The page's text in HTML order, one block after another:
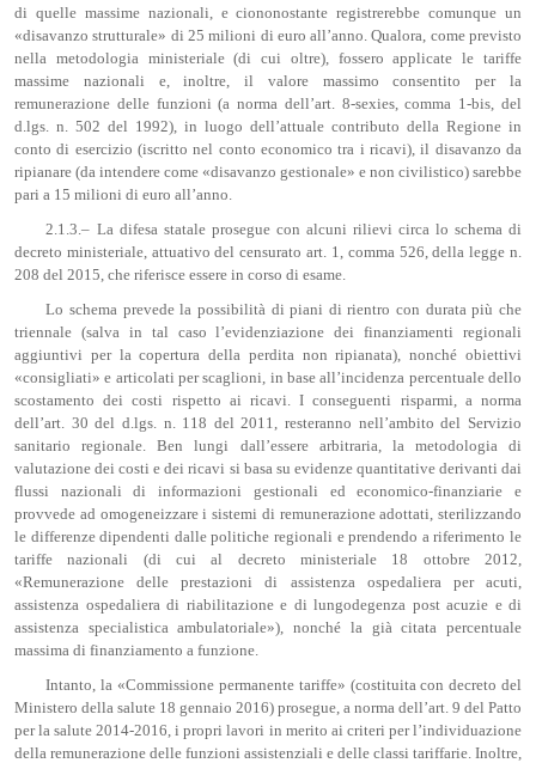
di quelle massime nazionali, e ciononostante registrerebbe comunque un
«disavanzo strutturale» di 25 milioni di euro all’anno. Qualora, come previsto
nella metodologia ministeriale (di cui oltre), fossero applicate le tariffe
massime nazionali e, inoltre, il valore massimo consentito per la
remunerazione delle funzioni (a norma dell’art. 8-sexies, comma 1-bis, del
d.lgs. n. 502 del 1992), in luogo dell’attuale contributo della Regione in
conto di esercizio (iscritto nel conto economico tra i ricavi), il disavanzo da
ripianare (da intendere come «disavanzo gestionale» e non civilistico) sarebbe
pari a 15 milioni di euro all’anno.
2.1.3.– La difesa statale prosegue con alcuni rilievi circa lo schema di
decreto ministeriale, attuativo del censurato art. 1, comma 526, della legge n.
208 del 2015, che riferisce essere in corso di esame.
Lo schema prevede la possibilità di piani di rientro con durata più che
triennale (salva in tal caso l’evidenziazione dei finanziamenti regionali
aggiuntivi per la copertura della perdita non ripianata), nonché obiettivi
«consigliati» e articolati per scaglioni, in base all’incidenza percentuale dello
scostamento dei costi rispetto ai ricavi. I conseguenti risparmi, a norma
dell’art. 30 del d.lgs. n. 118 del 2011, resteranno nell’ambito del Servizio
sanitario regionale. Ben lungi dall’essere arbitraria, la metodologia di
valutazione dei costi e dei ricavi si basa su evidenze quantitative derivanti dai
flussi nazionali di informazioni gestionali ed economico-finanziarie e
provvede ad omogeneizzare i sistemi di remunerazione adottati, sterilizzando
le differenze dipendenti dalle politiche regionali e prendendo a riferimento le
tariffe nazionali (di cui al decreto ministeriale 18 ottobre 2012,
«Remunerazione delle prestazioni di assistenza ospedaliera per acuti,
assistenza ospedaliera di riabilitazione e di lungodegenza post acuzie e di
assistenza specialistica ambulatoriale»), nonché la già citata percentuale
massima di finanziamento a funzione.
Intanto, la «Commissione permanente tariffe» (costituita con decreto del
Ministero della salute 18 gennaio 2016) prosegue, a norma dell’art. 9 del Patto
per la salute 2014-2016, i propri lavori in merito ai criteri per l’individuazione
della remunerazione delle funzioni assistenziali e delle classi tariffarie. Inoltre,